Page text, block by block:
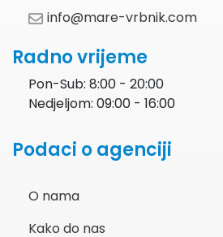
info@mare-vrbnik.com
Radno vrijeme
Pon-Sub: 8:00 - 20:00
Nedjeljom: 09:00 - 16:00
Podaci o agenciji
O nama
Kako do nas